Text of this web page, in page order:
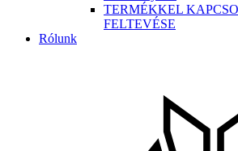
TERMÉKKEL
FELTEVÉSE
Rólunk